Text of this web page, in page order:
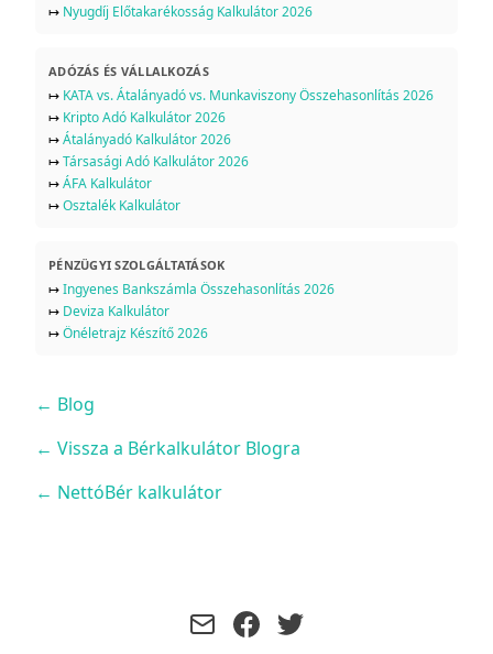
↦ Nyugdíj Előtakarékosság Kalkulátor 2026
ADÓZÁS ÉS VÁLLALKOZÁS
↦ KATA vs. Átalányadó vs. Munkaviszony Összehasonlítás 2026
↦ Kripto Adó Kalkulátor 2026
↦Átalányadó Kalkulátor 2026
↦Társasági Adó Kalkulátor 2026
↦ÁFA Kalkulátor
↦Osztalék Kalkulátor
PÉNZÜGYI SZOLGÁLTATÁSOK
↦Ingyenes Bankszámla Összehasonlítás 2026
↦ Deviza Kalkulátor
↦Önéletrajz Készítő 2026
← Blog
← Vissza a Bérkalkulátor Blogra
← NettóBér kalkulátor
facebooktwitter